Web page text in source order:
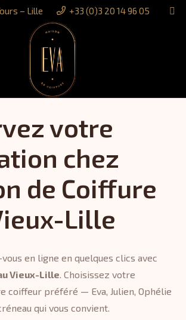
– Lille +33 (0)3 20 14 96 05
votre
chez
de Coiffure
Lille
en ligne en quelques clics avec
Vieux-Lille . Choisissez votre
coiffeur préféré — Eva, Julien, Ophélie
qui vous convient.